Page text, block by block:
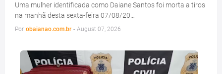
Uma mulher identificada como Daiane Santos foi morta a tiros
na manhã desta sexta-feira 07/08/20…
Por obaianao.com.br - August 07, 2026